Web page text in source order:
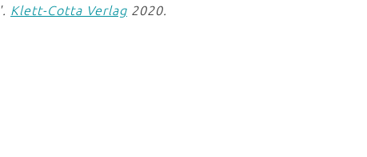
Klett-Cotta Verlag 2020.